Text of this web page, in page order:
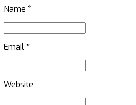
Name *
Email *
Website